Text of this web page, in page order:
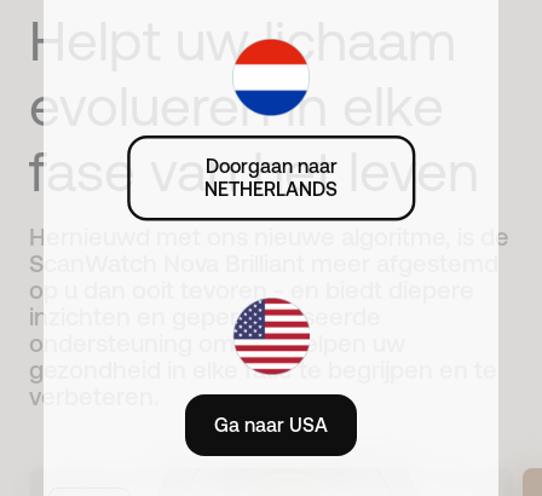
Doorgaan naar
NETHERLANDS
Ga naar USA
Helpt uw lichaam
evolueren in elke
fase van het leven
Hernieuwd met ons nieuwe algoritme, is de
ScanWatch Nova Brilliant meer afgestemd
op u dan ooit tevoren - en biedt diepere
inzichten en gepersonaliseerde
ondersteuning om u te helpen uw
gezondheid in elke fase te begrijpen en te
verbeteren.